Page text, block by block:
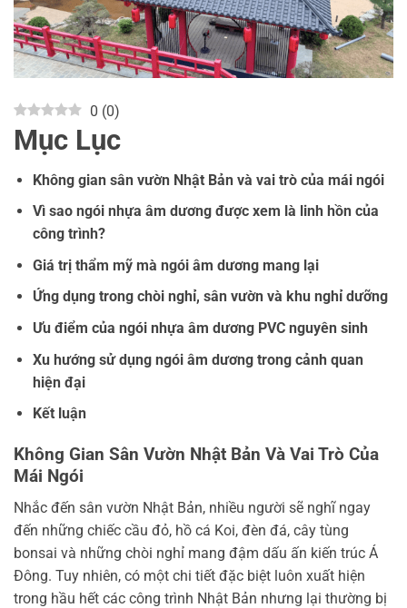
0 (0)
Mục Lục
Không gian sân vườn Nhật Bản và vai trò của mái ngói
Vì sao ngói nhựa âm dương được xem là linh hồn của
công trình?
Giá trị thẩm mỹ mà ngói âm dương mang lại
Ứng dụng trong chòi nghỉ, sân vườn và khu nghỉ dưỡng
Ưu điểm của ngói nhựa âm dương PVC nguyên sinh
Xu hướng sử dụng ngói âm dương trong cảnh quan
hiện đại
Kết luận
Không Gian Sân Vườn Nhật Bản Và Vai Trò Của
Mái Ngói
Nhắc đến sân vườn Nhật Bản, nhiều người sẽ nghĩ ngay
đến những chiếc cầu đỏ, hồ cá Koi, đèn đá, cây tùng
bonsai và những chòi nghỉ mang đậm dấu ấn kiến trúc Á
Đông. Tuy nhiên, có một chi tiết đặc biệt luôn xuất hiện
trong hầu hết các công trình Nhật Bản nhưng lại thường bị